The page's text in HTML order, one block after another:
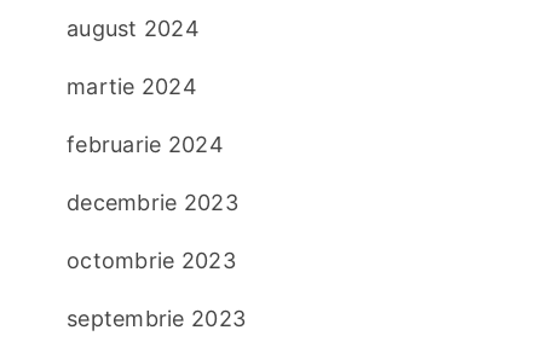
august 2024
martie 2024
februarie 2024
decembrie 2023
octombrie 2023
septembrie 2023